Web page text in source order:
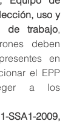
uso y
de trabajo,
deben
en
el EPP
a los
SSA1-2009,